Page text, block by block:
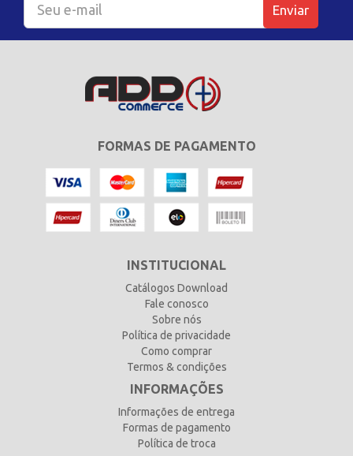
Enviar
FORMAS DE PAGAMENTO
INSTITUCIONAL
Catálogos Download
Fale conosco
Sobre nós
Política de privacidade
Como comprar
Termos & condições
INFORMAÇÕES
Informações de entrega
Formas de pagamento
Política de troca